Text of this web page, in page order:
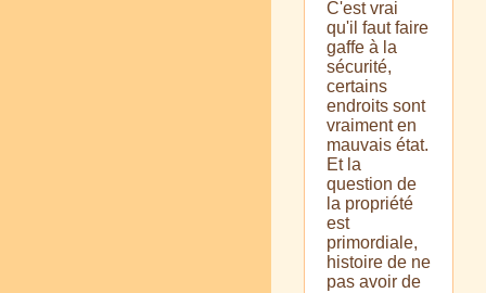
C'est vrai
qu'il faut faire
gaffe à la
sécurité,
certains
endroits sont
vraiment en
mauvais état.
Et la
question de
la propriété
est
primordiale,
histoire de ne
pas avoir de